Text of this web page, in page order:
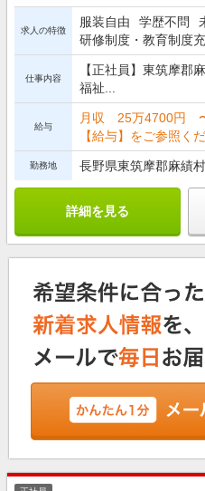
求人の特徴
服装自由 学歴不問
研修制度・教育制度
仕事内容
【正社員】東筑摩郡
福祉...
給与
月収 25万4700円
【給与】をご参照くだ
勤務地 長野県東筑摩郡麻績村
詳細を見る